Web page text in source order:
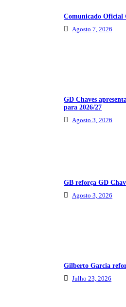
Comunicado Oficial
Agosto 7, 2026
GD Chaves
para 2026/27
Agosto 3, 2026
GB reforça GD
Agosto 3, 2026
Gilberto Garcia
Julho 23, 2026